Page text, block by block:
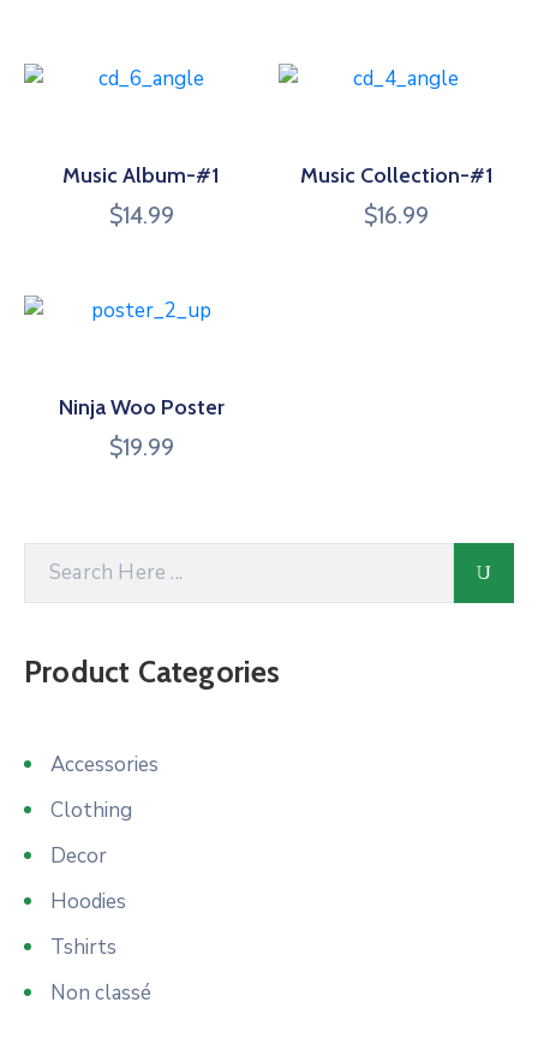
Music Album-#1
$14.99
Music Collection-#1
$16.99
Ninja Woo Poster
$19.99
Product Categories
Accessories
Clothing
Decor
Hoodies
Tshirts
Non classé